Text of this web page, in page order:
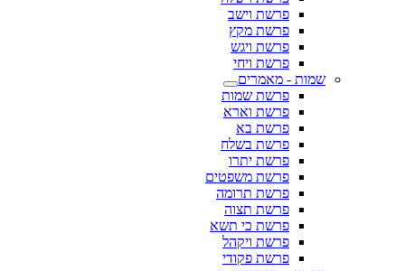
פרשת וישב
פרשת מקץ
פרשת ויגש
פרשת ויחי
שמות - מאמרים
פרשת שמות
פרשת וארא
פרשת בא
פרשת בשלח
פרשת יתרו
פרשת משפטים
פרשת תרומה
פרשת תצוה
פרשת כי תשא
פרשת ויקהל
פרשת פקודי